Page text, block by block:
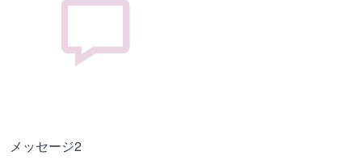
メッセージ2